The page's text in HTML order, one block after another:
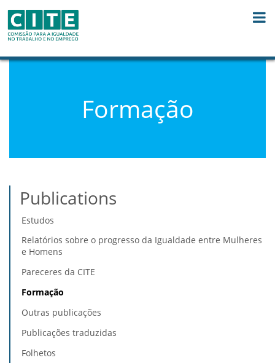
Formação
Publications
Estudos
Relatórios sobre o progresso da Igualdade entre Mulheres
e Homens
Pareceres da CITE
Formação
Outras publicações
Publicações traduzidas
Folhetos